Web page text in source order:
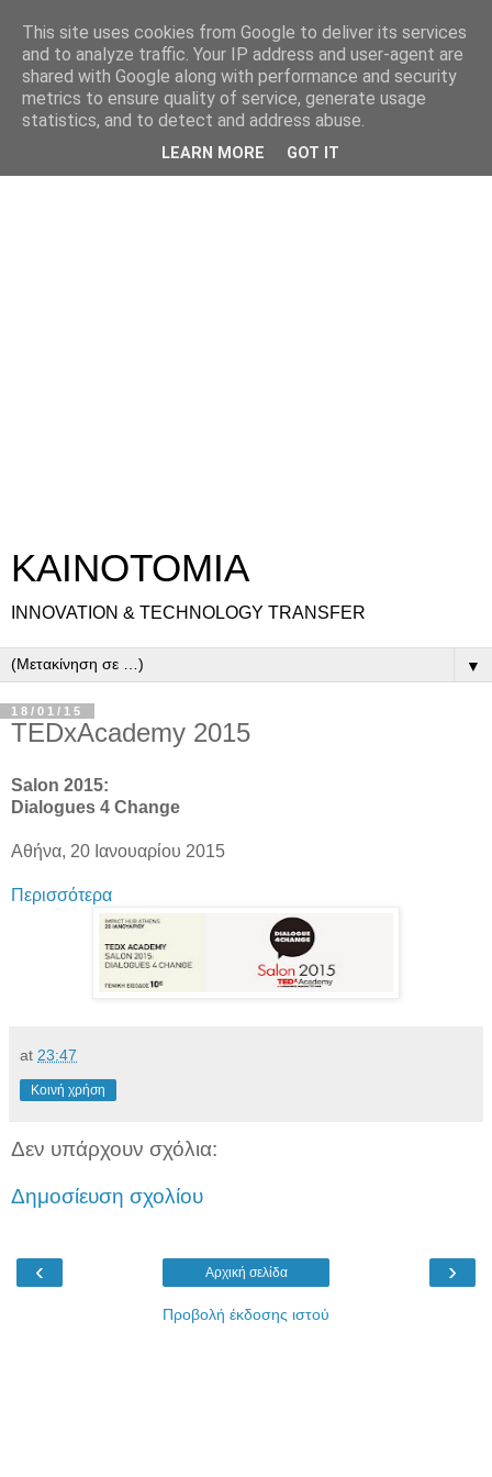
ΚΑΙΝΟΤΟΜΙΑ
INNOVATION & TECHNOLOGY TRANSFER
▼
18/01/15
TEDxAcademy 2015
Salon 2015:
Dialogues 4 Change
Αθήνα, 20 Ιανουαρίου 2015
Περισσότερα
at 23:47
Κοινή χρήση
Δεν υπάρχουν σχόλια:
Δημοσίευση σχολίου
‹ ›
Αρχική σελίδα
Προβολή έκδοσης ιστού
This site uses cookies from Google to deliver its services
and to analyze traffic. Your IP address and user-agent are
shared with Google along with performance and security
metrics to ensure quality of service, generate usage
statistics, and to detect and address abuse.
LEARN MORE GOT IT